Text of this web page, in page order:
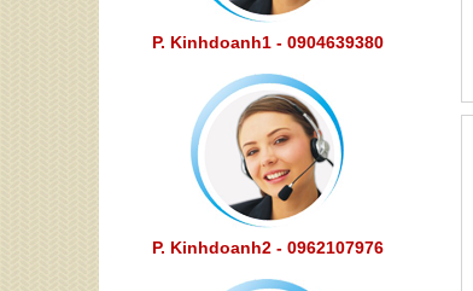
P. Kinhdoanh1 - 0904639380
P. Kinhdoanh2 - 0962107976